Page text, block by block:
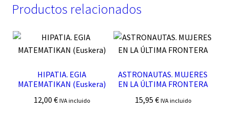
Productos relacionados
HIPATIA. EGIA
MATEMATIKAN (Euskera)
12,00€ IVA incluido
ASTRONAUTAS. MUJERES
EN LA ÚLTIMA FRONTERA
15,95 € IVA incluido